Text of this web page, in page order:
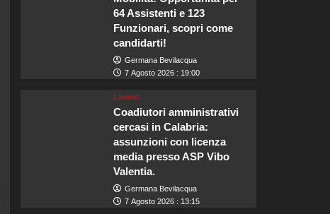
64 Assistenti e 123
Funzionari, scopri come
candidarti!
Germana Bevilacqua
7 Agosto 2026 : 19:00
Lavoro
Coadiutori amministrativi
cercasi in Calabria:
assunzioni con licenza
media presso ASP Vibo
Valentia.
Germana Bevilacqua
7 Agosto 2026 : 13:15